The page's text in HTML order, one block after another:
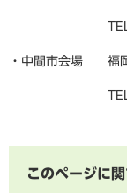
TEL 092
・中間市会場 福岡
TEL 093
このページに